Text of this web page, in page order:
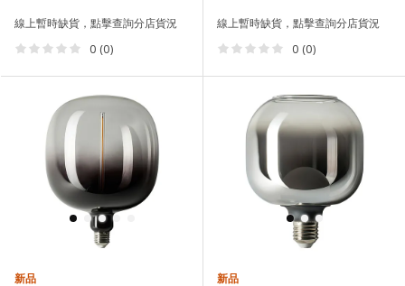
線上暫時缺貨，點擊查詢分店貨況
0 (0)
線上暫時缺貨，點擊查詢分店貨況
0 (0)
新品 新品